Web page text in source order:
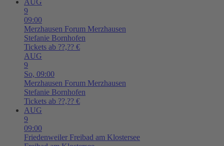
9
09:00
Merzhausen Forum Merzhausen
Stefanie Bornhofen
Tickets ab ??,?? €
AUG
9
So, 09:00
Merzhausen Forum Merzhausen
Stefanie Bornhofen
Tickets ab ??,?? €
AUG
9
09:00
Friedenweiler Freibad am Klostersee